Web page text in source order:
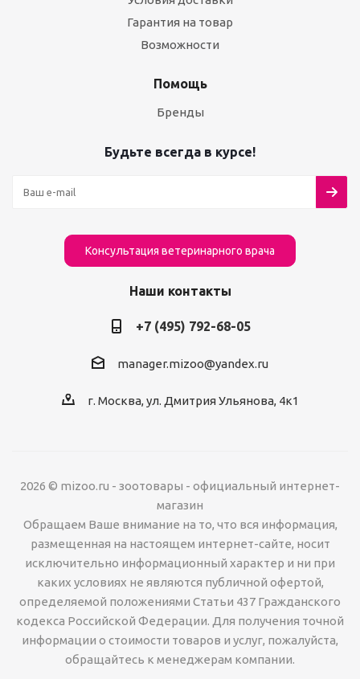
Гарантия на товар
Возможности
Помощь
Бренды
Будьте всегда в курсе!
Консультация ветеринарного врача
Наши контакты
+7 (495) 792-68-05
manager.mizoo@yandex.ru
г. Москва, ул. Дмитрия Ульянова, 4к1
2026 © mizoo.ru - зоотовары - официальный интернет-
магазин
Обращаем Ваше внимание на то, что вся информация,
размещенная на настоящем интернет-сайте, носит
исключительно информационный характер и ни при
каких условиях не являются публичной офертой,
определяемой положениями Статьи 437 Гражданского
кодекса Российской Федерации. Для получения точной
информации о стоимости товаров и услуг, пожалуйста,
обращайтесь к менеджерам компании.